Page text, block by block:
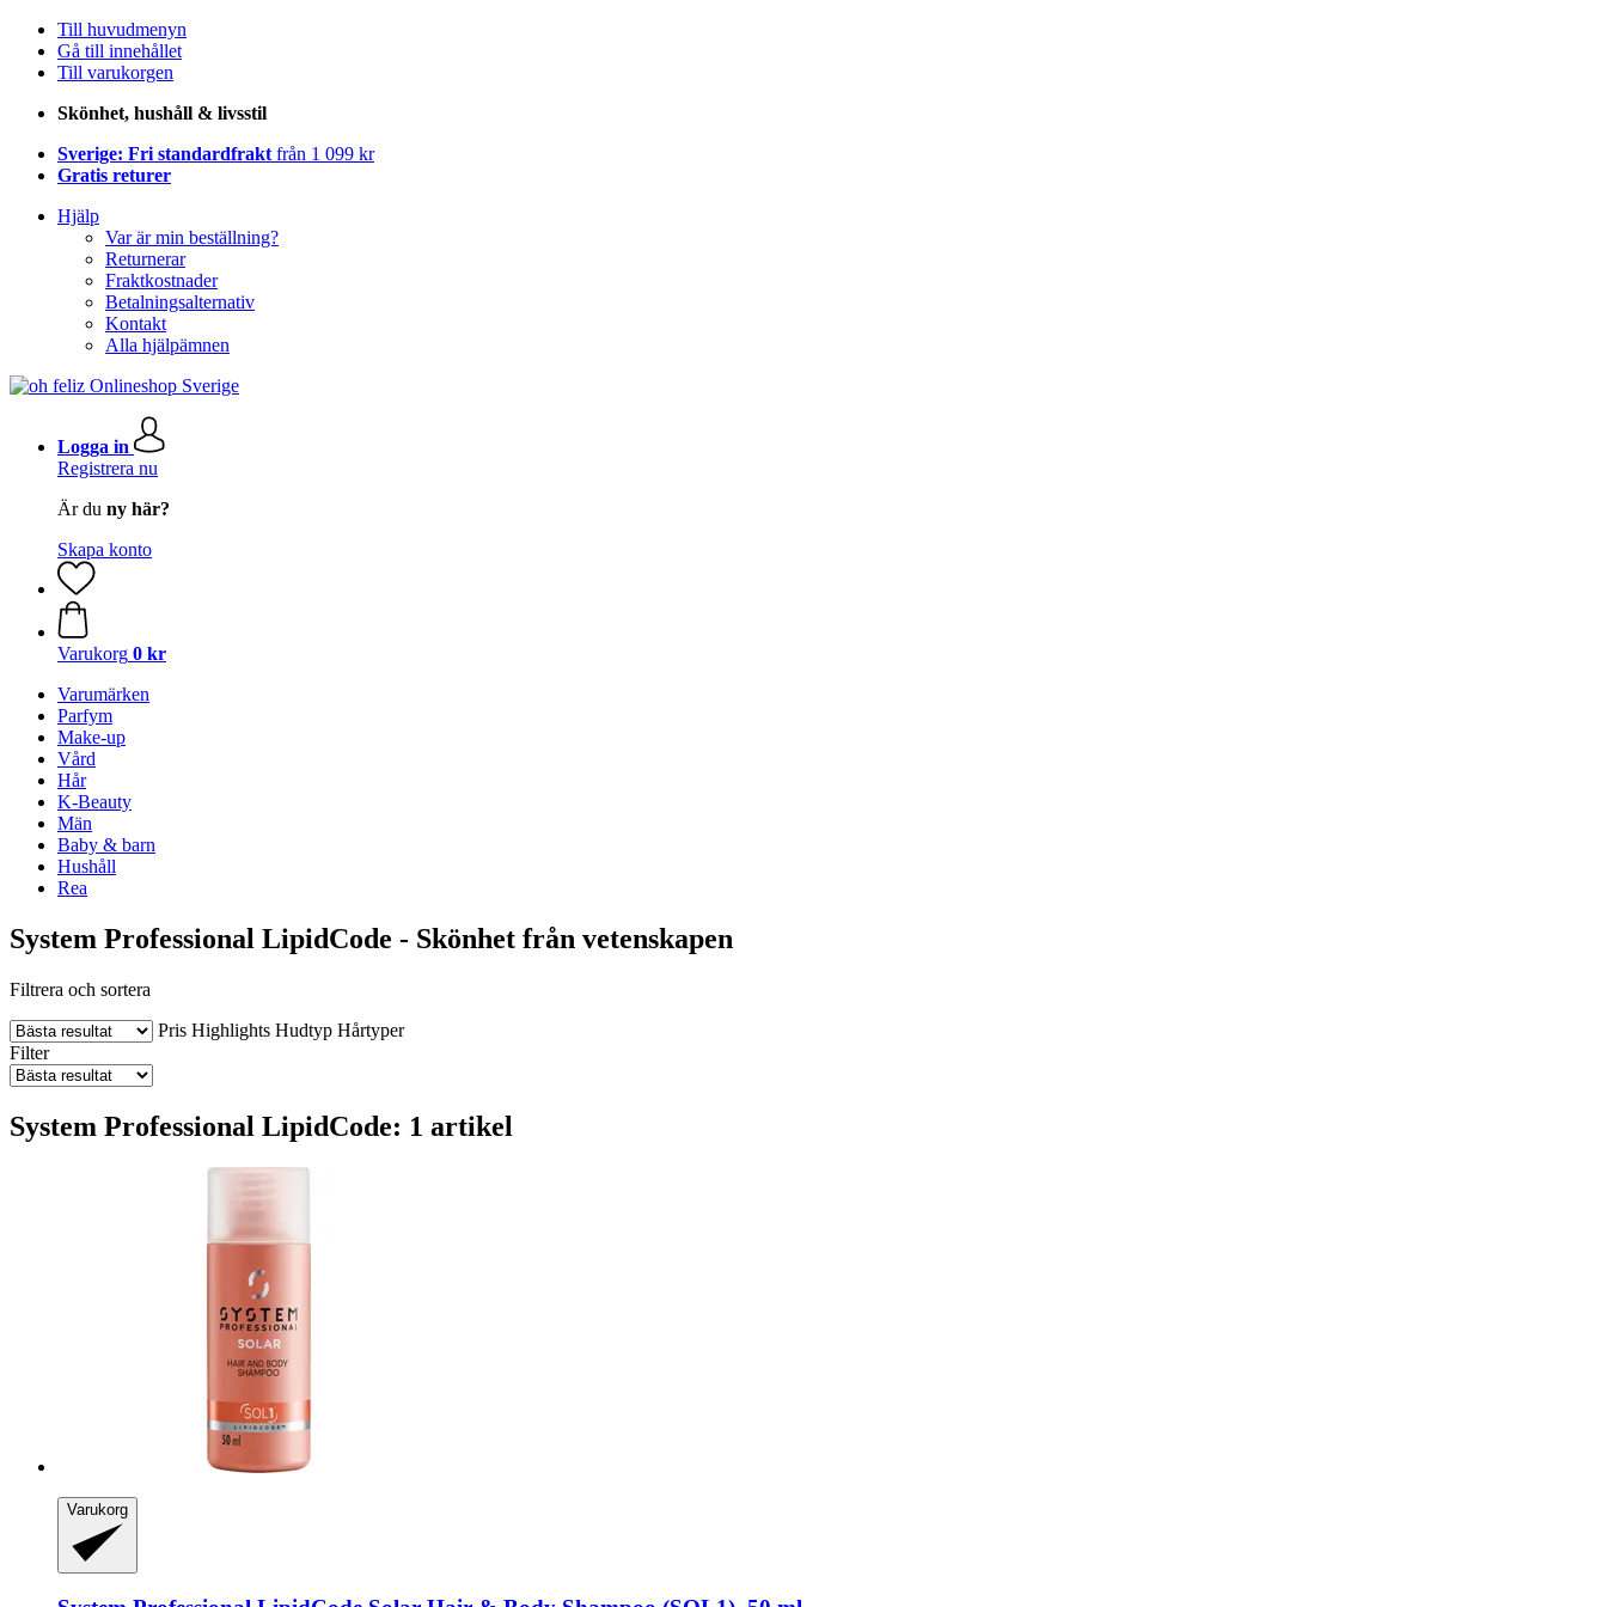
Till huvudmenyn
Gå till innehållet
Till varukorgen
Skönhet, hushåll & livsstil
Sverige: Fri standardfrakt från 1 099 kr
Gratis returer
Hjälp
Var är min beställning?
Returnerar
Fraktkostnader
Betalningsalternativ
Kontakt
Alla hjälpämnen
Logga in
Registrera nu
Är du ny här?
Skapa konto
Varukorg 0 kr
Varumärken
Parfym
Make-up
Vård
Hår
K-Beauty
Män
Baby & barn
Hushåll
Rea
System Professional LipidCode - Skönhet från vetenskapen
Filtrera och sortera
Pris Highlights Hudtyp Hårtyper
Filter
System Professional LipidCode: 1 artikel
Varukorg